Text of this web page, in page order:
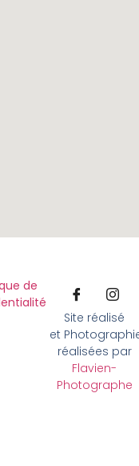
de
Site réalisé
et
réalisées par
Flavien-
Photographe